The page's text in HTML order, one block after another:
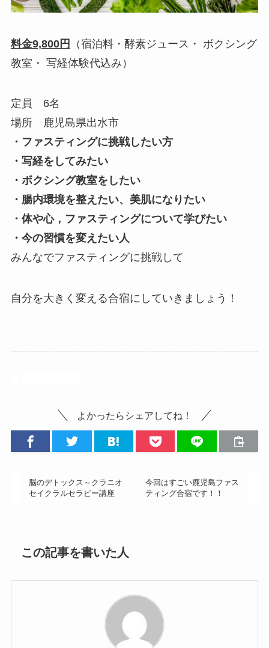
料金9,800円
（宿泊料・酵素ジュース・ ボクシング
教室・ 写経体験代込み）
定員 6名
場所 鹿児島県出水市
・ファスティングに挑戦したい方
・写経をしてみたい
・ボクシング教室をしたい
・腸内環境を整えたい、美肌になりたい
・体や心，ファスティングについて学びたい
・今の習慣を変えたい人
みんなでファスティングに挑戦して
自分を大きく変える合宿にしていきましょう！
よかったらシェアしてね！
脳のデトックス～クラニオ
セイクラルセラピー講座
今回はすごい鹿児島ファス
ティング合宿です！！
この記事を書いた人